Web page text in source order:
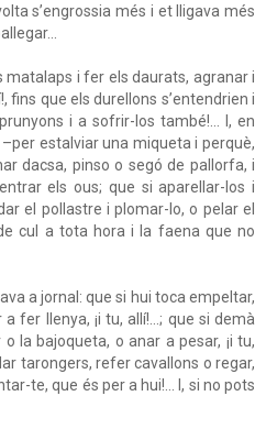
s’engrossia més i et lligava més
matalaps i fer els daurats, agranar i
fins que els durellons s’entendrien i
i a sofrir-los també!... I, en
estalviar una miqueta i perquè,
dacsa, pinso o segó de pallorfa, i
els ous; que si aparellar-los i
el pollastre i plomar-lo, o pelar el
cul a tota hora i la faena que no
a jornal: que si hui toca empeltar,
fer llenya, ¡i tu, allí!...; que si demà
la bajoqueta, o anar a pesar, ¡i tu,
tarongers, refer cavallons o regar,
te, que és per a hui!... I, si no pots